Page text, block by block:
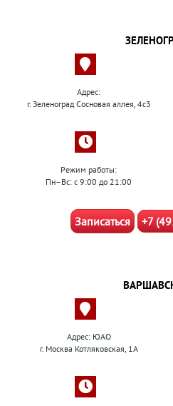
Адрес:
г. Зеленоград Сосновая аллея, 4с3
Режим работы:
Пн–Вс: с 9:00 до 21:00
Записаться +7
Адрес: ЮАО
г. Москва Котляковская, 1А